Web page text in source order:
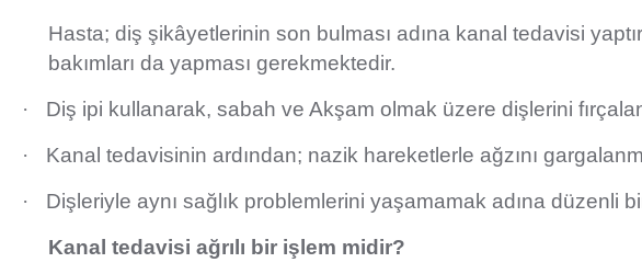
Hasta; diş şikâyetlerinin son bulması adına kanal tedavisi
bakımları da yapması gerekmektedir.
·
Diş ipi kullanarak, sabah ve Akşam olmak üzere dişlerini
·
Kanal tedavisinin ardından; nazik hareketlerle ağzını
·
Dişleriyle aynı sağlık problemlerini yaşamamak adına düzenli
Kanal tedavisi ağrılı bir işlem midir?